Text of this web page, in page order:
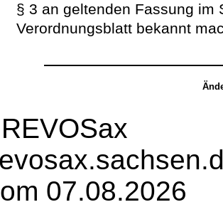
§ 3 an geltenden Fassung im
Verordnungsblatt bekannt
07.08.2026